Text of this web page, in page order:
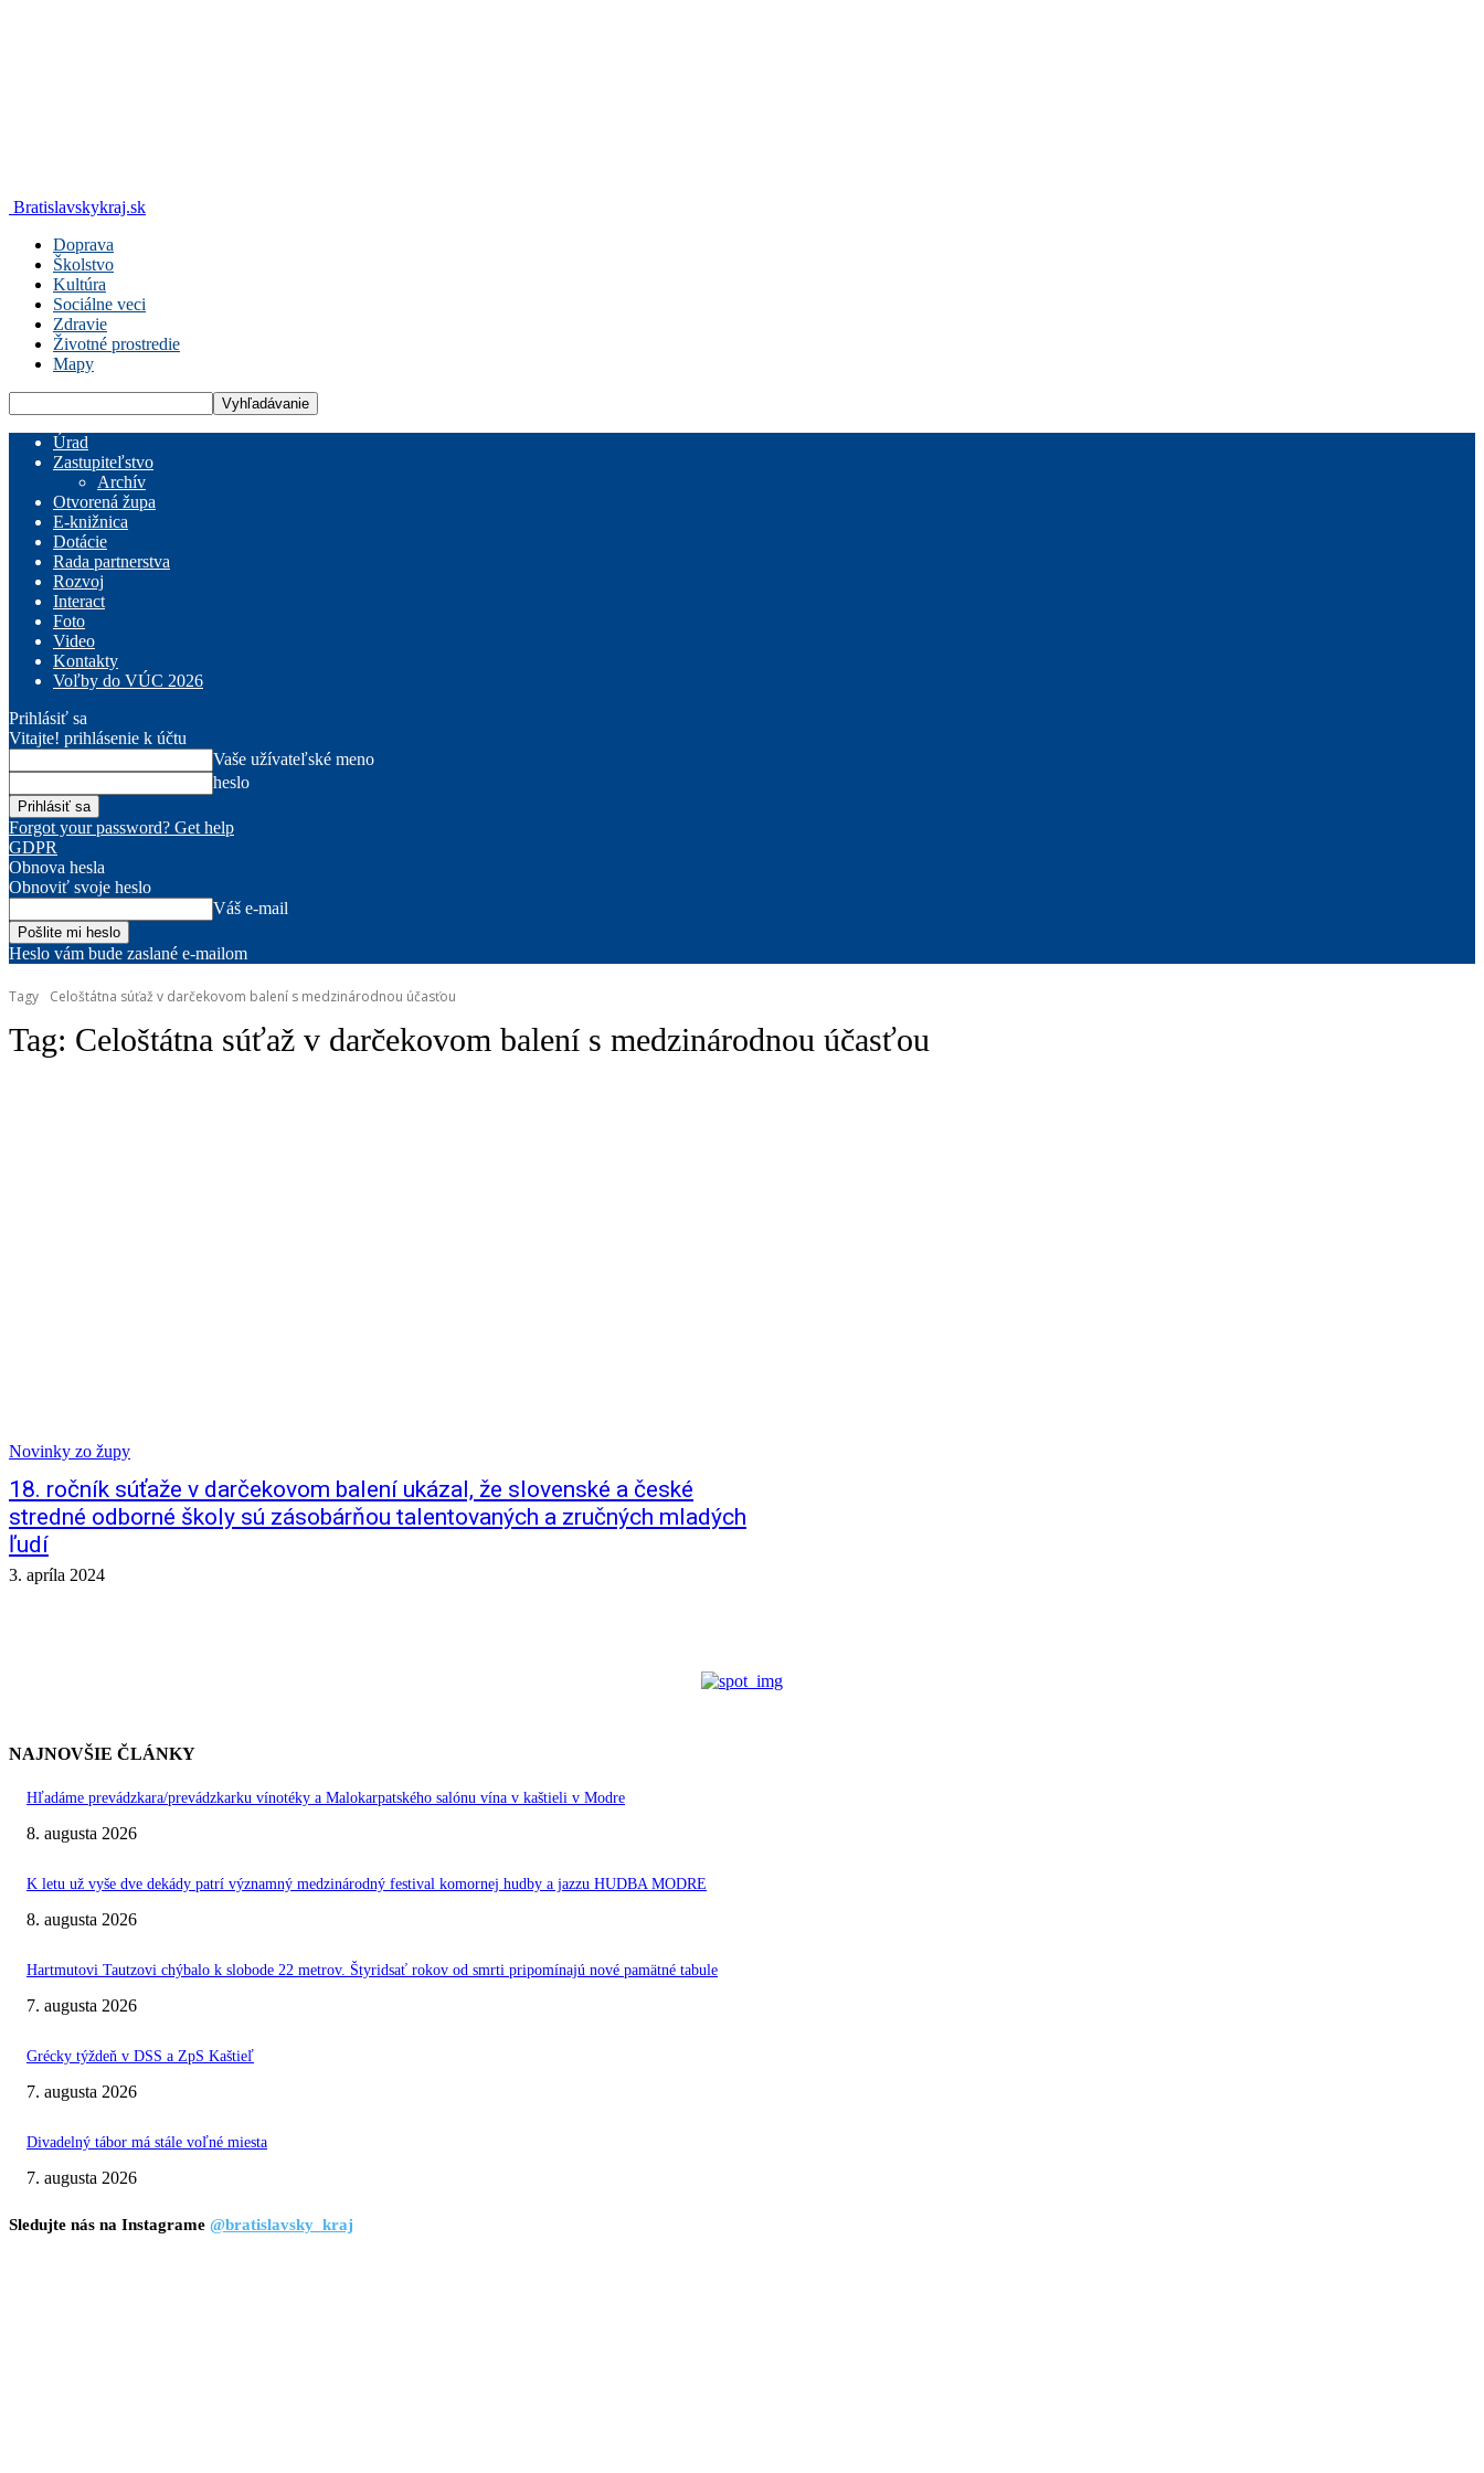
Bratislavskykraj.sk
Doprava
Školstvo
Kultúra
Sociálne veci
Zdravie
Životné prostredie
Mapy
Úrad
Zastupiteľstvo
Archív
Otvorená župa
E-knižnica
Dotácie
Rada partnerstva
Rozvoj
Interact
Foto
Video
Kontakty
Voľby do VÚC 2026
Prihlásiť sa
Vitajte! prihlásenie k účtu
Vaše užívateľské meno
heslo
Forgot your password? Get help
GDPR
Obnova hesla
Obnoviť svoje heslo
Váš e-mail
Heslo vám bude zaslané e-mailom
Tagy Celoštátna súťaž v darčekovom balení s medzinárodnou účasťou
Tag: Celoštátna súťaž v darčekovom balení s medzinárodnou účasťou
Novinky zo župy
18. ročník súťaže v darčekovom balení ukázal, že slovenské a české
stredné odborné školy sú zásobárňou talentovaných a zručných mladých
ľudí
3. apríla 2024
NAJNOVŠIE ČLÁNKY
Hľadáme prevádzkara/prevádzkarku vínotéky a Malokarpatského salónu vína v kaštieli v Modre
8. augusta 2026
K letu už vyše dve dekády patrí významný medzinárodný festival komornej hudby a jazzu HUDBA MODRE
8. augusta 2026
Hartmutovi Tautzovi chýbalo k slobode 22 metrov. Štyridsať rokov od smrti pripomínajú nové pamätné tabule
7. augusta 2026
Grécky týždeň v DSS a ZpS Kaštieľ
7. augusta 2026
Divadelný tábor má stále voľné miesta
7. augusta 2026
Sledujte nás na Instagrame @bratislavsky_kraj